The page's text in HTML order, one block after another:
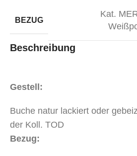
BEZUG
Kat.
Beschreibung
Gestell:
Buche natur lackiert oder
der Koll. TOD
Bezug: